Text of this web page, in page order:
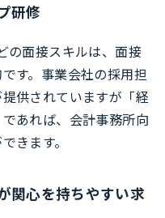
研修
の面接スキルは、面接
す。事業会社の採用担
供されていますが「経
あれば、会計事務所向
きます。
心を持ちやすい求